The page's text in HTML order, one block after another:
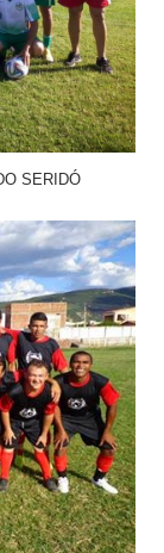
SERIDÓ